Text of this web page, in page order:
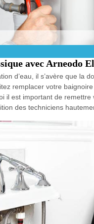
avec Arneodo
d’eau, il s’avère que la
remplacer votre
il est important de
des techniciens